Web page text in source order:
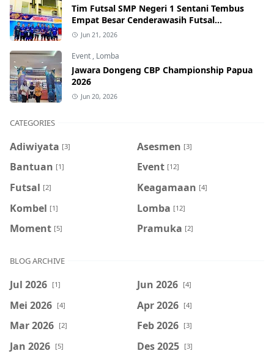
Tim Futsal SMP Negeri 1 Sentani Tembus
Empat Besar Cenderawasih Futsal
Championship Series I 2026
Jun 21, 2026
Event , Lomba
Jawara Dongeng CBP Championship Papua
2026
Jun 20, 2026
CATEGORIES
Adiwiyata [3] Asesmen [3]
Bantuan [1] Event [12]
Futsal [2] Keagamaan [4]
Kombel [1] Lomba [12]
Moment [5] Pramuka [2]
BLOG ARCHIVE
Jul 2026 [1] Jun 2026 [4]
Mei 2026 [4] Apr 2026 [4]
Mar 2026 [2] Feb 2026 [3]
Jan 2026 [5] Des 2025 [3]